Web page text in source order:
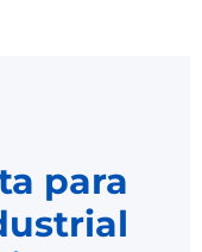
para